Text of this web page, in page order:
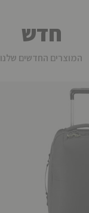
חדש
המוצרים החדשים שלנו